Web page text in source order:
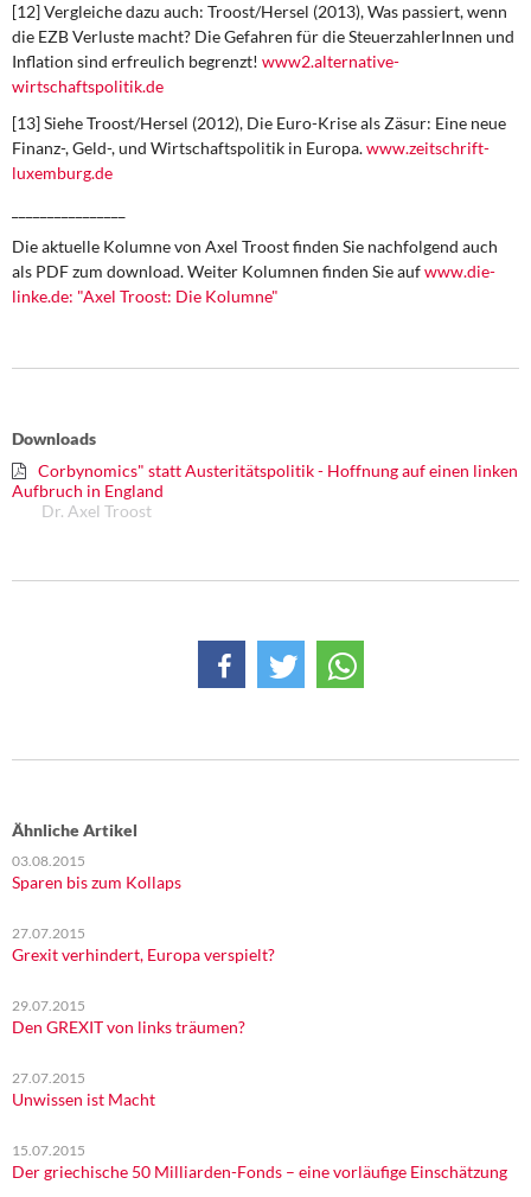
[12] Vergleiche dazu auch: Troost/Hersel (2013), Was passiert, wenn
die EZB Verluste macht? Die Gefahren für die SteuerzahlerInnen und
Inflation sind erfreulich begrenzt! www2.alternative-
wirtschaftspolitik.de
[13] Siehe Troost/Hersel (2012), Die Euro-Krise als Zäsur: Eine neue
Finanz-, Geld-, und Wirtschaftspolitik in Europa.www.zeitschrift-
luxemburg.de
Die aktuelle Kolumne von Axel Troost finden Sie nachfolgend auch
als PDF zum download. Weiter Kolumnen finden Sie aufwww.die-
linke.de: "Axel Troost: Die Kolumne"
Downloads
Corbynomics" statt Austeritätspolitik - Hoffnung auf einen linken
Aufbruch in England
Dr. Axel Troost
Ähnliche Artikel
03.08.2015
Sparen bis zum Kollaps
27.07.2015
Grexit verhindert, Europa verspielt?
29.07.2015
Den GREXIT von links träumen?
27.07.2015
Unwissen ist Macht
15.07.2015
Der griechische 50 Milliarden-Fonds – eine vorläufige Einschätzung